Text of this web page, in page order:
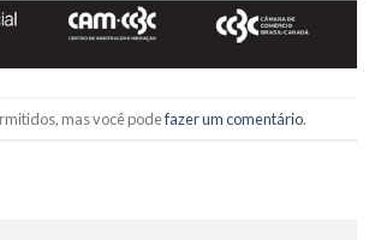
mas você podefazer um comentário.